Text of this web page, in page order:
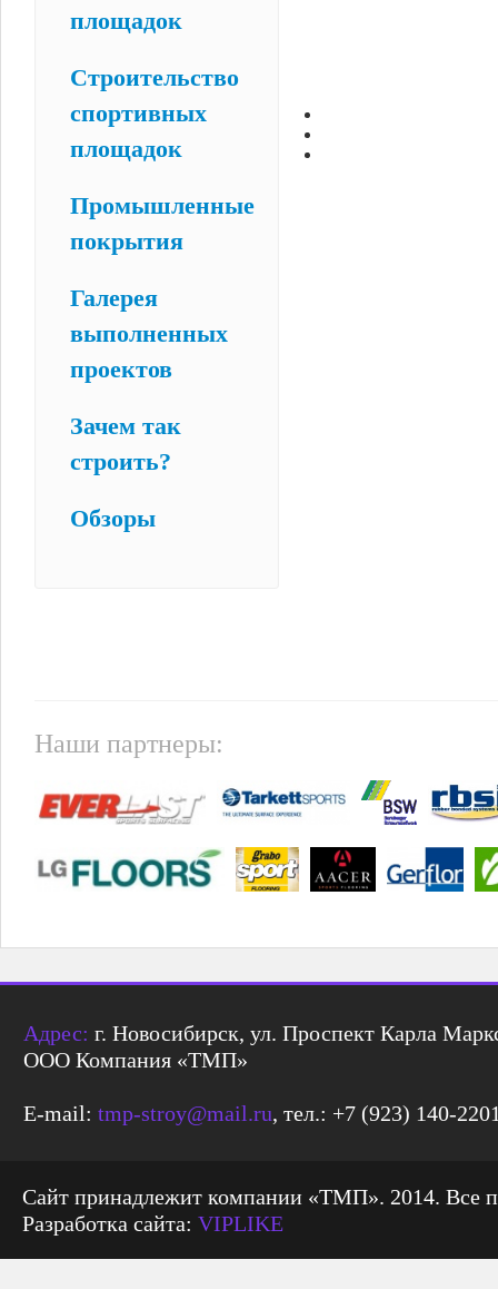
площадок
Строительство
спортивных
площадок
Промышленные
покрытия
Галерея
выполненных
проектов
Зачем так
строить?
Обзоры
Наши партнеры:
Адрес: г. Новосибирск, ул. Проспект Карла
ООО Компания «ТМП»
E-mail: tmp-stroy@mail.ru, тел.: +7 (923) 140-
Сайт принадлежит компании «ТМП». 2014. Все
Разработка сайта: VIPLIKE